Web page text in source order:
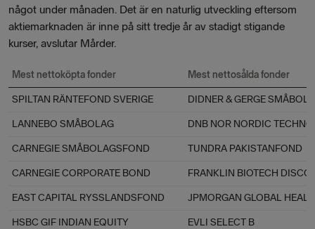
något under månaden. Det är en naturlig utveckling eftersom
aktiemarknaden är inne på sitt tredje år av stadigt stigande
kurser, avslutar Mårder.
Mest nettoköpta fonder Mest nettosålda fonder
SPILTAN RÄNTEFOND SVERIGE DIDNER & GERGE
LANNEBO SMÅBOLAG DNB NOR NORDIC
CARNEGIE SMÅBOLAGSFOND TUNDRA PAKISTANFOND
CARNEGIE CORPORATE BOND FRANKLIN BIOTECH
EAST CAPITAL RYSSLANDSFOND JPMORGAN GLOBAL
HSBC GIF INDIAN EQUITY EVLI SELECT B